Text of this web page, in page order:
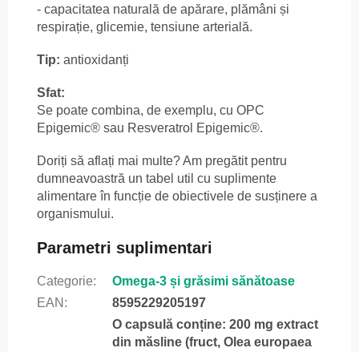
- capacitatea naturală de apărare, plămâni și
respirație, glicemie, tensiune arterială.
Tip: antioxidanți
Sfat:
Se poate combina, de exemplu, cu OPC
Epigemic® sau Resveratrol Epigemic®.
Doriți să aflați mai multe? Am pregătit pentru
dumneavoastră un tabel util cu suplimente
alimentare în funcție de obiectivele de susținere a
organismului.
Parametri suplimentari
Categorie:
Omega-3 și grăsimi sănătoase
EAN : 8595229205197
O capsulă conține: 200 mg extract
din măsline (fruct, Olea europaea